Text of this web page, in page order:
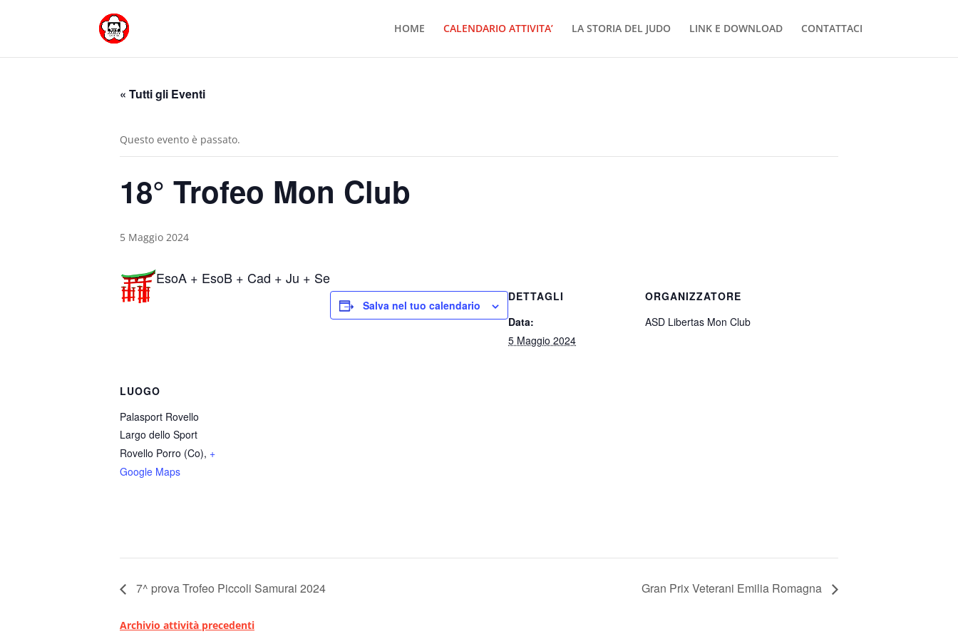
HOME CALENDARIO ATTIVITA’ LA STORIA DEL JUDO LINK E DOWNLOAD CONTATTACI
« Tutti gli Eventi
Questo evento è passato.
18° Trofeo Mon Club
5 Maggio 2024
EsoA + EsoB + Cad + Ju + Se
Salva nel tuo calendario
DETTAGLI
Data:
5 Maggio 2024
ORGANIZZATORE
ASD Libertas Mon Club
LUOGO
Palasport Rovello
Largo dello Sport
Rovello Porro (Co), +
Google Maps
7^ prova Trofeo Piccoli Samurai 2024 Gran Prix Veterani Emilia Romagna
Archivio attività precedenti